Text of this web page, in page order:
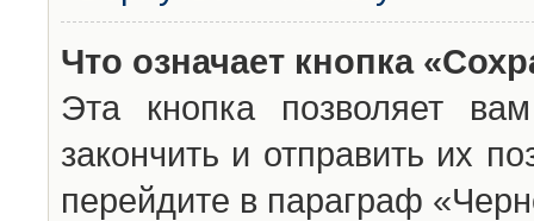
Что означает кнопка
Эта кнопка позволяет
закончить и отправить их
перейдите в параграф